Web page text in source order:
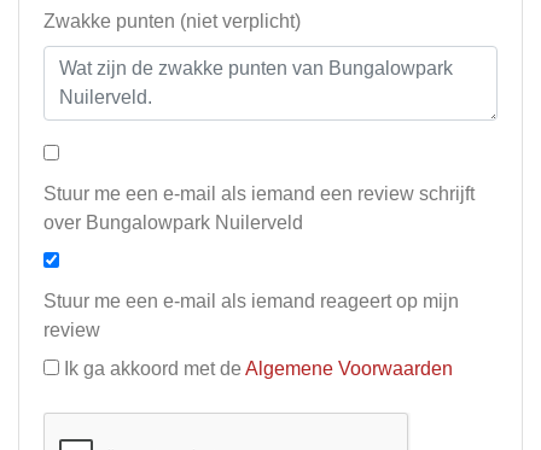
Zwakke punten (niet verplicht)
Stuur me een e-mail als iemand een review schrijft
over Bungalowpark Nuilerveld
Stuur me een e-mail als iemand reageert op mijn
review
Ik ga akkoord met de Algemene Voorwaarden